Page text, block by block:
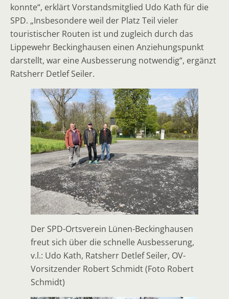
konnte“, erklärt Vorstandsmitglied Udo Kath für die
SPD. „Insbesondere weil der Platz Teil vieler
touristischer Routen ist und zugleich durch das
Lippewehr Beckinghausen einen Anziehungspunkt
darstellt, war eine Ausbesserung notwendig“, ergänzt
Ratsherr Detlef Seiler.
Der SPD-Ortsverein Lünen-Beckinghausen
freut sich über die schnelle Ausbesserung,
v.l.: Udo Kath, Ratsherr Detlef Seiler, OV-
Vorsitzender Robert Schmidt (Foto Robert
Schmidt)